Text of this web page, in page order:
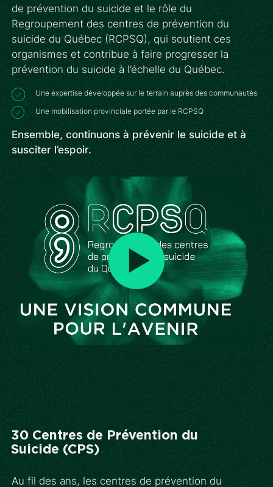
de prévention du suicide et le rôle du
Regroupement des centres de prévention du
suicide du Québec (RCPSQ), qui soutient ces
organismes et contribue à faire progresser la
prévention du suicide à l’échelle du Québec.
Une expertise développée sur le terrain auprès des communautés
Une mobilisation provinciale portée par le RCPSQ
Ensemble, continuons à prévenir le suicide et à
susciter l’espoir.
30 Centres de Prévention du
Suicide (CPS)
Au fil des ans, les centres de prévention du